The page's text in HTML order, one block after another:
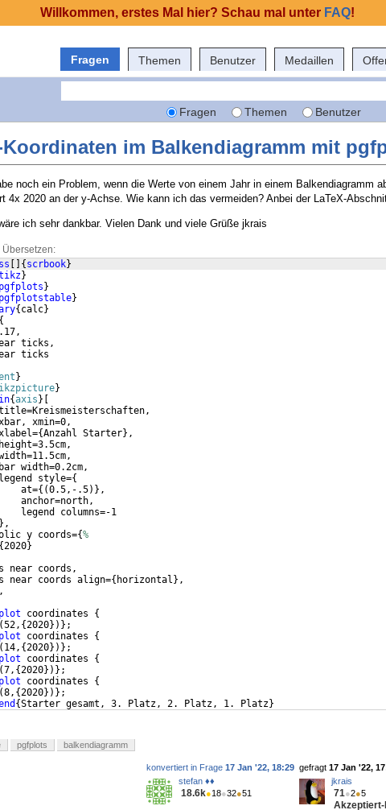
Fragen Themen Benutzer Medaillen
Fragen Themen Benutzer
im Balkendiagramm mit
noch ein Problem, wenn die Werte von einem Jahr in einem Balkendiagramm
4x 2020 an der y-Achse. Wie kann ich das vermeiden? Anbei der LaTeX-
ich sehr dankbar. Vielen Dank und viele Grüße jkrais
{ scrbook}
}
pgfplots }
pgfplotstable}
{ calc}
{
ticks,
ticks
}
}
{axis }
xmin=0,
{Anzahl Starter} ,
width=0.2cm,
style=
{
at=
{(0.5,-.5)} ,
anchor=north,
legend columns=-1
} ,
y coords=
{%
{2020}
near coords,
near coords align=
{ horizontal } ,
coordinates {
(52, {2020})} ;
coordinates {
( 14, {2020})} ;
coordinates {
(7, {2020})} ;
coordinates {
(8, {2020})} ;
{Starter gesamt, 3. Platz, 2. Platz, 1. Platz}
pgfplots balkendiagramm
gefragt 17 Jan '22,
jkrais
71●2●5
Akzeptiert-
konvertiert in Frage 17 Jan '22, 18:29
stefan ♦♦
18.6k●18●32●51
Willkommen, erstes Mal hier? Schau mal unter FAQ!